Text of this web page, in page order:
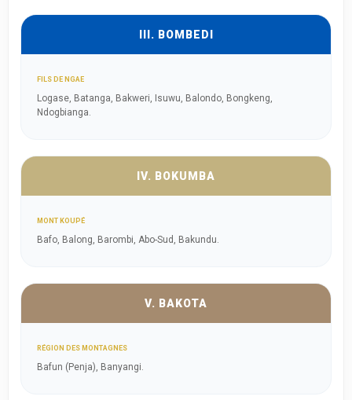
III. BOMBEDI
FILS DE NGAE
Logase, Batanga, Bakweri, Isuwu, Balondo, Bongkeng,
Ndogbianga.
IV. BOKUMBA
MONT KOUPÉ
Bafo, Balong, Barombi, Abo-Sud, Bakundu.
V. BAKOTA
RÉGION DES MONTAGNES
Bafun (Penja), Banyangi.